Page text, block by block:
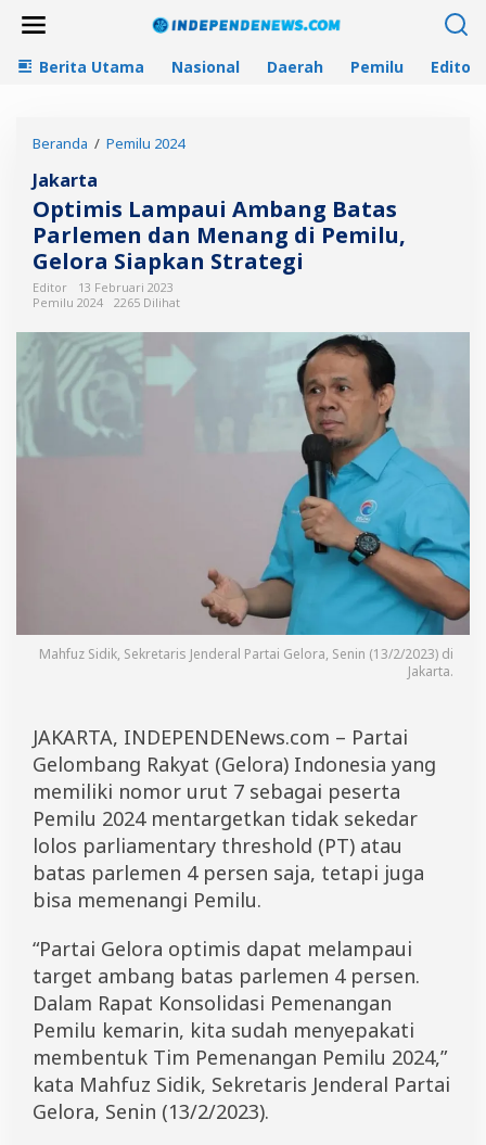
Berita Utama Nasional Daerah Pemilu
Beranda / Pemilu 2024O
i
m
i
s
p
a
u
P
a
m
e
n
d
n
M
e
a
g
i
P
e
m
i
l
u
,
Jakarta
Optimis Lampaui Ambang Batas
Parlemen dan Menang di Pemilu,
Gelora Siapkan Strategi
Editor
13 Februari 2023
Pemilu 2024
2265 Dilihat
Mahfuz Sidik, Sekretaris Jenderal Partai Gelora, Senin (13/2/2023) di
Jakarta.
JAKARTA, INDEPENDENews.com – Partai
Gelombang Rakyat (Gelora) Indonesia yang
memiliki nomor urut 7 sebagai peserta
Pemilu 2024 mentargetkan tidak sekedar
lolos parliamentary threshold (PT) atau
batas parlemen 4 persen saja, tetapi juga
bisa memenangi Pemilu.
“Partai Gelora optimis dapat melampaui
target ambang batas parlemen 4 persen.
Dalam Rapat Konsolidasi Pemenangan
Pemilu kemarin, kita sudah menyepakati
membentuk Tim Pemenangan Pemilu 2024,”
kata Mahfuz Sidik, Sekretaris Jenderal Partai
Gelora, Senin (13/2/2023).